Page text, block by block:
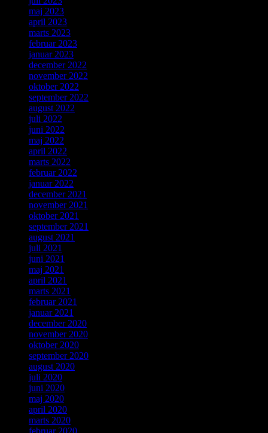
maj 2023
april 2023
marts 2023
februar 2023
januar 2023
december 2022
november 2022
oktober 2022
september 2022
august 2022
juli 2022
juni 2022
maj 2022
april 2022
marts 2022
februar 2022
januar 2022
december 2021
november 2021
oktober 2021
september 2021
august 2021
juli 2021
juni 2021
maj 2021
april 2021
marts 2021
februar 2021
januar 2021
december 2020
november 2020
oktober 2020
september 2020
august 2020
juli 2020
juni 2020
maj 2020
april 2020
marts 2020
februar 2020